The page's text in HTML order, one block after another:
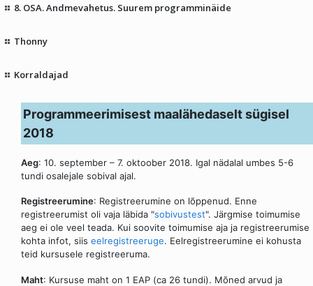
8. OSA. Andmevahetus. Suurem programminäide
Thonny
Korraldajad
Programmeerimisest maalähedaselt sügisel
2018
Aeg: 10. september – 7. oktoober 2018. Igal nädalal umbes 5-6
tundi osalejale sobival ajal.
Registreerumine: Registreerumine on lõppenud. Enne
registreerumist oli vaja läbida "sobivustest". Järgmise toimumise
aeg ei ole veel teada. Kui soovite toimumise aja ja registreerumise
kohta infot, siis eelregistreeruge. Eelregistreerumine ei kohusta
teid kursusele registreeruma.
Maht: Kursuse maht on 1 EAP (ca 26 tundi). Mõned arvud ja